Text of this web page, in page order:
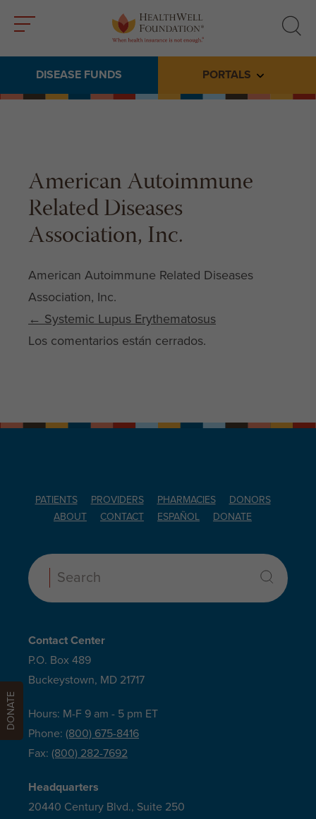
search
DISEASE FUNDS PORTALS Toggle
American Autoimmune
Related Diseases
Association, Inc.
American Autoimmune Related Diseases
Association, Inc.
Post navigation
← Systemic Lupus Erythematosus
Los comentarios están cerrados.
PATIENTS PROVIDERS PHARMACIES
DONORS
ABOUT
CONTACT ESPAÑOL DONATE
Search:
Contact Center
P.O. Box 489
Buckeystown, MD 21717
Hours: M-F 9 am - 5 pm ET
Phone: (800) 675-8416
Fax: (800) 282-7692
Headquarters
20440 Century Blvd., Suite 250
DONATE